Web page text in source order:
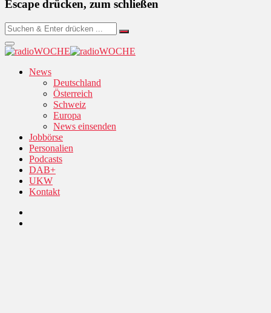
Escape drücken, zum schließen
News
Deutschland
Österreich
Schweiz
Europa
News einsenden
Jobbörse
Personalien
Podcasts
DAB+
UKW
Kontakt